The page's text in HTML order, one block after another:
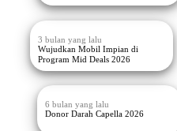
3 bulan yang lalu
Wujudkan Mobil Impian di
Program Mid Deals 2026
6 bulan yang lalu
Donor Darah Capella 2026